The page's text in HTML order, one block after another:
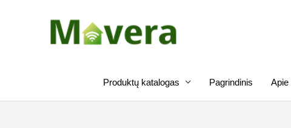
Produktų katalogas Pagrindinis Apie